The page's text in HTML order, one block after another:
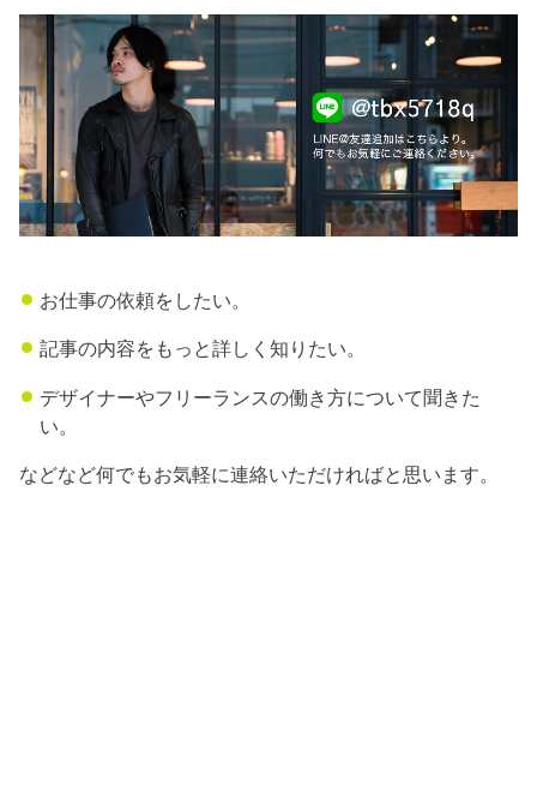
お仕事の依頼をしたい。
記事の内容をもっと詳しく知りたい。
デザイナーやフリーランスの働き方について聞きた
い。
などなど何でもお気軽に連絡いただければと思います。